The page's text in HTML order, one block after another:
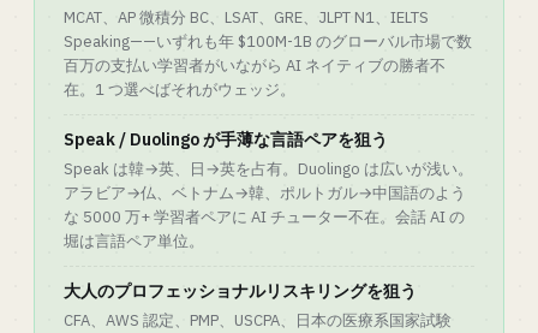
MCAT、AP 微積分 BC、LSAT、GRE、JLPT N1、IELTS
Speaking——いずれも年 $100M-1B のグローバル市場で数
百万の支払い学習者がいながら AI ネイティブの勝者不
在。1 つ選べばそれがウェッジ。
Speak / Duolingo が手薄な言語ペアを狙う
Speak は韓→英、日→英を占有。Duolingo は広いが浅い。
アラビア→仏、ベトナム→韓、ポルトガル→中国語のよう
な 5000 万+ 学習者ペアに AI チューター不在。会話 AI の
堀は言語ペア単位。
大人のプロフェッショナルリスキリングを狙う
CFA、AWS 認定、PMP、USCPA、日本の医療系国家試験